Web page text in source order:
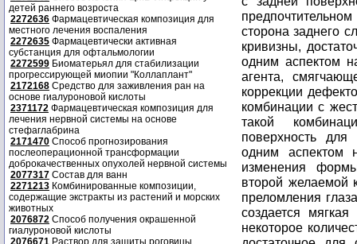
детей раннего возроста
2272636 Фармацевтическая композиция для
местного лечения воспаления
2272635 Фармацевтически активная
субстанция для офтальмологии
2272599 Биоматерьял для стабилизации
прогрессирующей миопии "Коллаплант"
2172168 Средство для заживления ран на
основе гиалуроновой кислоты
2371172 Фармацевтическая композиция для
лечения нервной системы на основе
стефаглабрина
2171470 Способ прогнозирования
послеоперационной трансформации
доброкачественных опухолей нервной системы
2077317 Состав для ванн
2271213 Комбинированные композиции,
содержащие экстракты из растений и морских
животных
2076872 Способ получения окрашенной
гиалуроновой кислоты
2076671 Раствор для защиты роговицы
сторона заднего
кривизны,
одним аспектом
агента,
коррекции
комбинации с
такой
поверхность
одним аспектом
изменения
второй желаемой
преломления
создается
некоторое